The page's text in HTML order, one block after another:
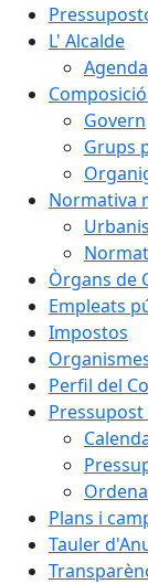
L' Alcalde
Govern
Grups
Normativa
Òrgans de
Empleats
Impostos
Perfil del
Plans i
Tauler